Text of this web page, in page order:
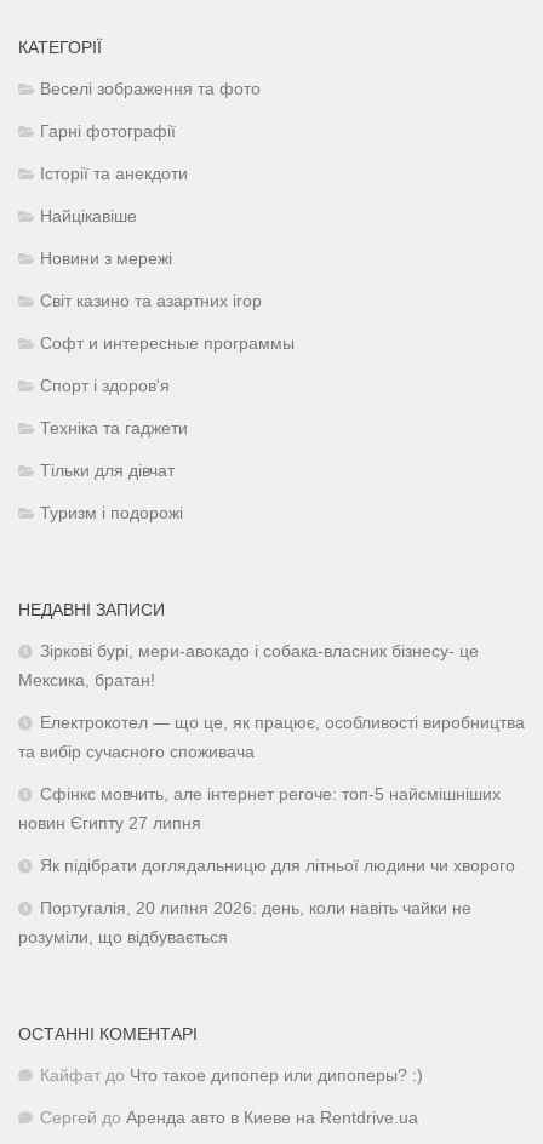
КАТЕГОРІЇ
Веселі зображення та фото
Гарні фотографії
Історії та анекдоти
Найцікавіше
Новини з мережі
Світ казино та азартних ігор
Софт и интересные программы
Спорт і здоров'я
Техніка та гаджети
Тільки для дівчат
Туризм і подорожі
НЕДАВНІ ЗАПИСИ
Зіркові бурі, мери-авокадо і собака-власник бізнесу- це
Мексика, братан!
Електрокотел — що це, як працює, особливості виробництва
та вибір сучасного споживача
Сфінкс мовчить, але інтернет регоче: топ-5 найсмішніших
новин Єгипту 27 липня
Як підібрати доглядальницю для літньої людини чи хворого
Португалія, 20 липня 2026: день, коли навіть чайки не
розуміли, що відбувається
ОСТАННІ КОМЕНТАРІ
Кайфат до Что такое дипопер или дипоперы? :)
Сергей до Аренда авто в Киеве на Rentdrive.ua